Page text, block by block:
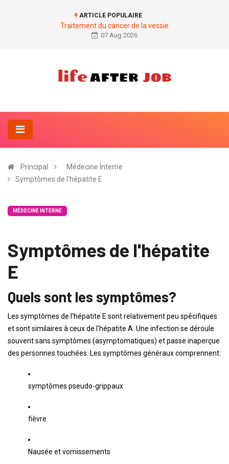
ARTICLE POPULAIRE
Traitement du cancer de la vessie
07 Aug 2026
Principal
Médecine Interne
Symptômes de l'hépatite E
MÉDECINE INTERNE
Symptômes de l'hépatite
E
Quels sont les symptômes?
Les symptômes de l'hépatite E sont relativement peu spécifiques
et sont similaires à ceux de l'hépatite A. Une infection se déroule
souvent sans symptômes (asymptomatiques) et passe inaperçue
des personnes touchées. Les symptômes généraux comprennent:
symptômes pseudo-grippaux
fièvre
Nausée et vomissements